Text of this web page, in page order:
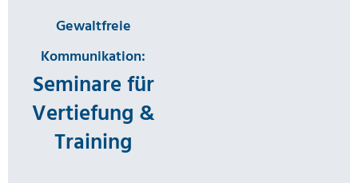
Gewaltfreie
Kommunikation:
Seminare für
Vertiefung &
Training